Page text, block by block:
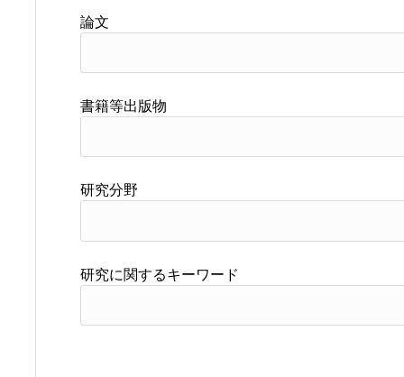
論文
書籍等出版物
研究分野
研究に関するキーワード